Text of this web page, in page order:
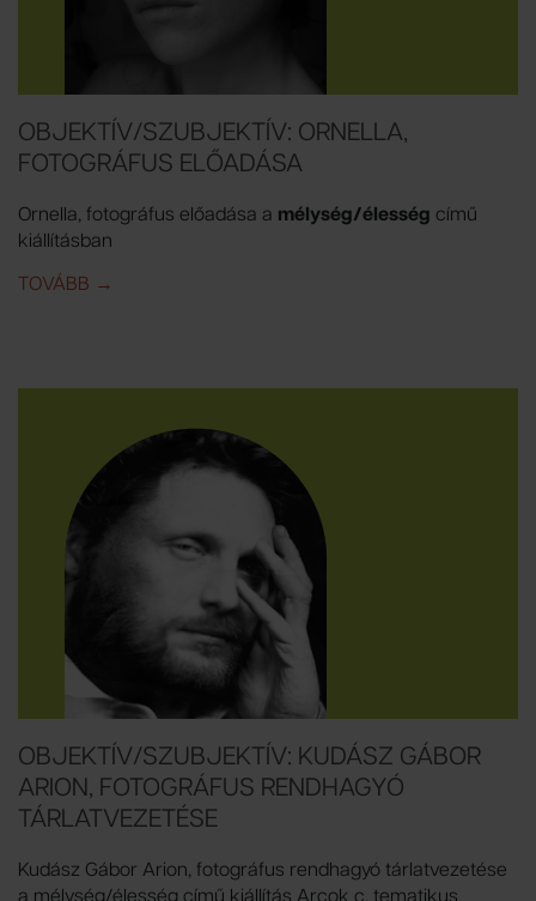
OBJEKTÍV/SZUBJEKTÍV: ORNELLA,
FOTOGRÁFUS ELŐADÁSA
Ornella, fotográfus előadása a mélység/élesség című
kiállításban
TOVÁBB IDE: OBJEKTÍV/SZUBJEKTÍV: ORNELLA,
→
OBJEKTÍV/SZUBJEKTÍV: KUDÁSZ GÁBOR
ARION, FOTOGRÁFUS RENDHAGYÓ
TÁRLATVEZETÉSE
Kudász Gábor Arion, fotográfus rendhagyó tárlatvezetése